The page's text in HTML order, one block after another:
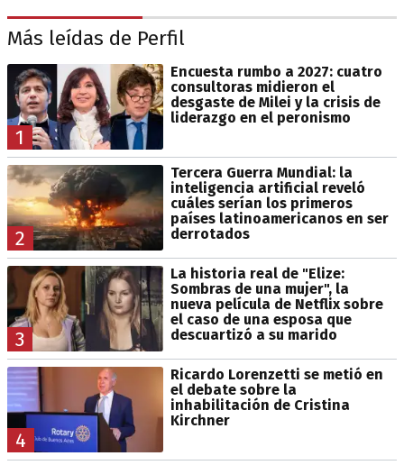
Más leídas de Perfil
1
Encuesta rumbo a 2027: cuatro
consultoras midieron el
desgaste de Milei y la crisis de
liderazgo en el peronismo
2
Tercera Guerra Mundial: la
inteligencia artificial reveló
cuáles serían los primeros
países latinoamericanos en ser
derrotados
3
La historia real de "Elize:
Sombras de una mujer", la
nueva película de Netflix sobre
el caso de una esposa que
descuartizó a su marido
4
Ricardo Lorenzetti se metió en
el debate sobre la
inhabilitación de Cristina
Kirchner